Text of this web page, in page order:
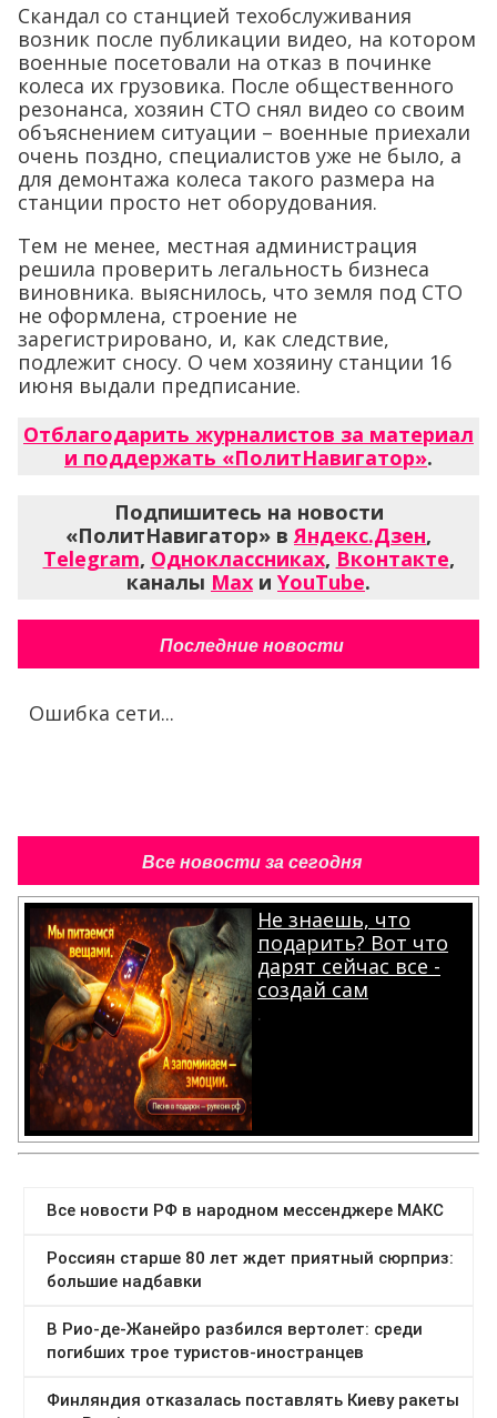
Скандал со станцией техобслуживания
возник после публикации видео, на котором
военные посетовали на отказ в починке
колеса их грузовика. После общественного
резонанса, хозяин СТО снял видео со своим
объяснением ситуации – военные приехали
очень поздно, специалистов уже не было, а
для демонтажа колеса такого размера на
станции просто нет оборудования.
Тем не менее, местная администрация
решила проверить легальность бизнеса
виновника. выяснилось, что земля под СТО
не оформлена, строение не
зарегистрировано, и, как следствие,
подлежит сносу. О чем хозяину станции 16
июня выдали предписание.
Отблагодарить журналистов за материал
и поддержать «ПолитНавигатор».
Подпишитесь на новости
«ПолитНавигатор» вЯндекс.Дзен,
Telegram, Одноклассниках, Вконтакте,
каналы Max и YouTube.
Последние новости
Ошибка сети...
Все новости за сегодня
Не знаешь, что
подарить? Вот что
дарят сейчас все -
создай сам
.